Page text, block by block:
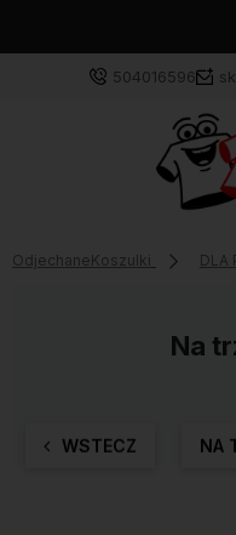
504016596
OdjechaneKoszulki DLA
Na
WSTECZ NA